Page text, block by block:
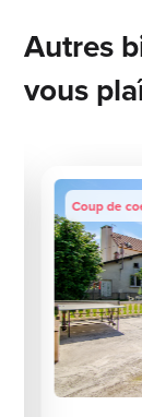
Autres
vous
Coup de